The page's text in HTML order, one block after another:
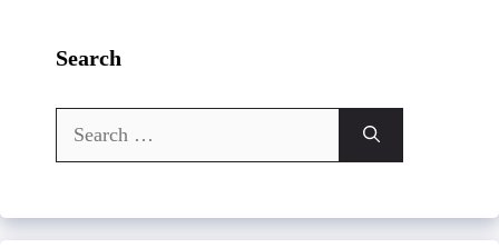
Search
Search
for: